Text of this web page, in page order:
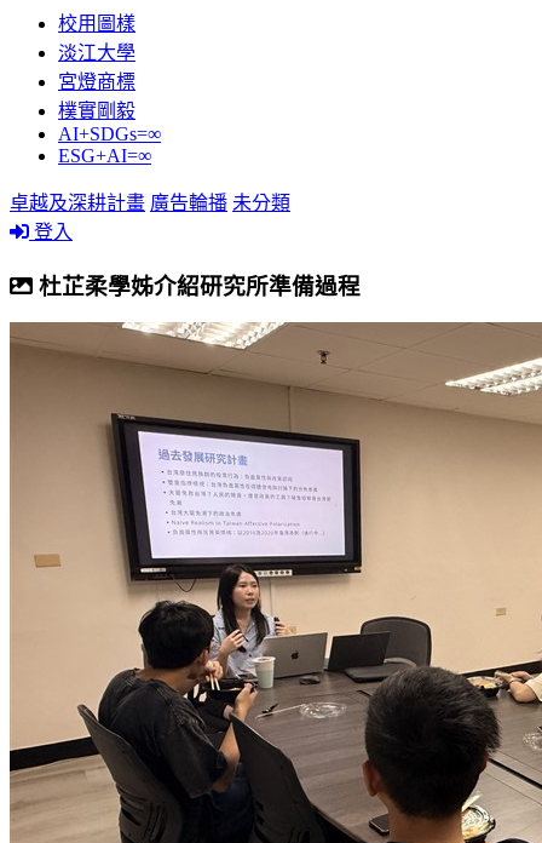
校用圖樣
淡江大學
宮燈商標
樸實剛毅
AI+SDGs=∞
ESG+AI=∞
卓越及深耕計畫 廣告輪播 未分類
登入
杜芷柔學姊介紹研究所準備過程